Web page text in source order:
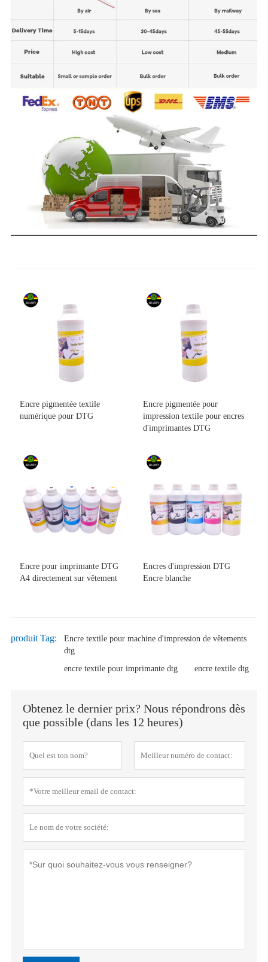
Encre pigmentée textile
numérique pour DTG
Encre pigmentée pour
impression textile pour encres
d'imprimantes DTG
Encre pour imprimante DTG
A4 directement sur vêtement
Encres d'impression DTG
Encre blanche
produit Tag:
Encre textile pour machine d'impression de vêtements
dtg
encre textile pour imprimante dtg
encre textile dtg
Obtenez le dernier prix? Nous répondrons dès
que possible (dans les 12 heures)